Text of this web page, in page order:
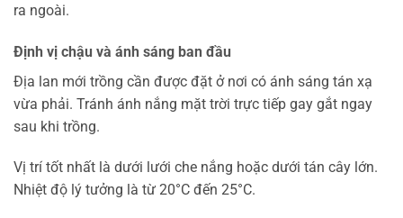
ra ngoài.
Định vị chậu và ánh sáng ban đầu
Địa lan mới trồng cần được đặt ở nơi có ánh sáng tán xạ
vừa phải. Tránh ánh nắng mặt trời trực tiếp gay gắt ngay
sau khi trồng.
Vị trí tốt nhất là dưới lưới che nắng hoặc dưới tán cây lớn.
Nhiệt độ lý tưởng là từ 20°C đến 25°C.